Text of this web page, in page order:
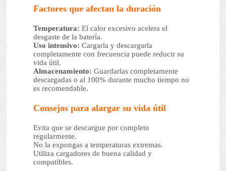
Factores que afectan la duración
Temperatura: El calor excesivo acelera el
desgaste de la batería.
Uso intensivo: Cargarla y descargarla
completamente con frecuencia puede reducir su
vida útil.
Almacenamiento: Guardarlas completamente
descargadas o al 100% durante mucho tiempo no
es recomendable.
Consejos para alargar su vida útil
Evita que se descargue por completo
regularmente.
No la expongas a temperaturas extremas.
Utiliza cargadores de buena calidad y
compatibles.